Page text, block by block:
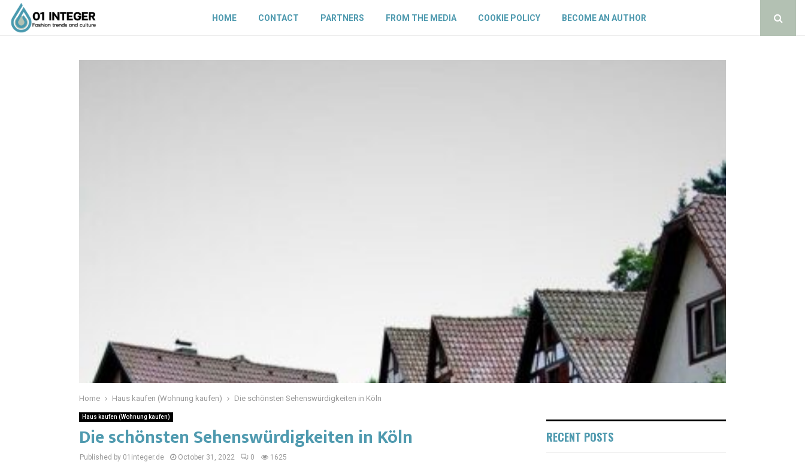
HOME CONTACT PARTNERS FROM THE MEDIA COOKIE POLICY BECOME AN AUTHOR
Home Haus kaufen (Wohnung kaufen) Die schönsten Sehenswürdigkeiten in Köln
Haus kaufen (Wohnung kaufen)
Die schönsten Sehenswürdigkeiten in Köln
Published by 01integer.de October 31, 2022 0 1625
RECENT POSTS